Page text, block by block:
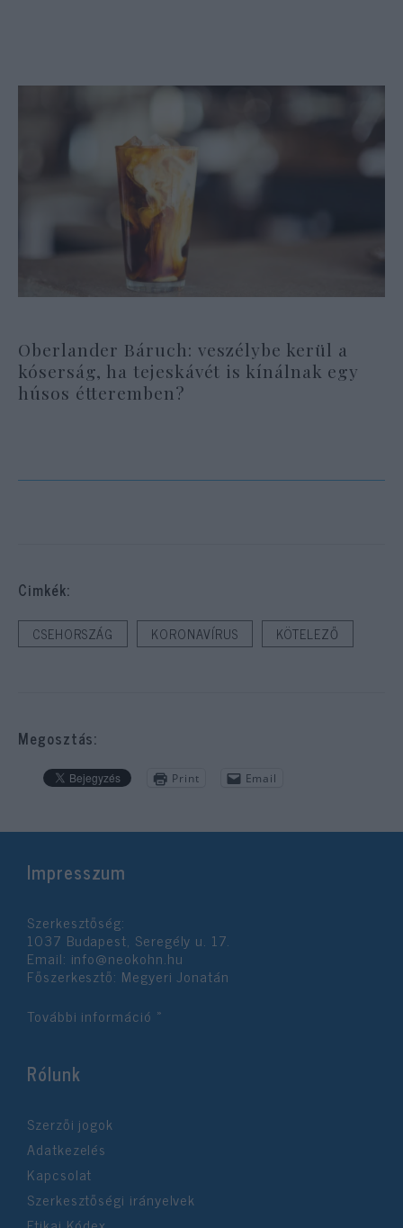
Oberlander Báruch: veszélybe kerül a
kóserság, ha tejeskávét is kínálnak egy
húsos étteremben?
Cimkék:
CSEHORSZÁG KORONAVÍRUS KÖTELEZŐ
Megosztás:
Print Email
Impresszum
Szerkesztőség:
1037 Budapest, Seregély u. 17.
Email: info@neokohn.hu
Főszerkesztő: Megyeri Jonatán
További információ »
Rólunk
Szerzői jogok
Adatkezelés
Kapcsolat
Szerkesztőségi irányelvek